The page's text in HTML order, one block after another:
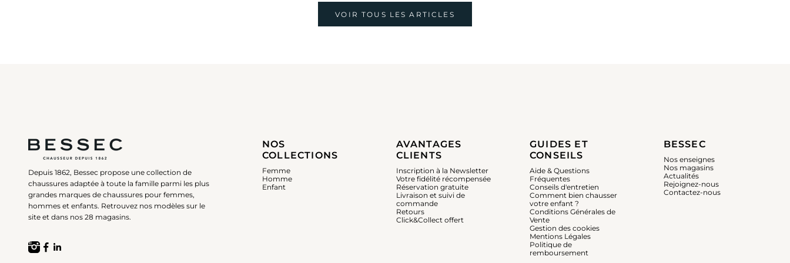
VOIR TOUS LES ARTICLES
Depuis 1862, Bessec propose une collection de
chaussures adaptée à toute la famille parmi les plus
grandes marques de chaussures pour femmes,
hommes et enfants. Retrouvez nos modèles sur le
site et dans nos 28 magasins.
NOS
COLLECTIONS
Femme
Homme
Enfant
AVANTAGES
CLIENTS
Inscription à la Newsletter
Votre fidélité récompensée
Réservation gratuite
Livraison et suivi de
commande
Retours
Click&Collect offert
GUIDES ET
CONSEILS
Aide & Questions
Fréquentes
Conseils d'entretien
Comment bien chausser
votre enfant ?
Conditions Générales de
Vente
Gestion des cookies
Mentions Légales
Politique de
remboursement
BESSEC
Nos enseignes
Nos magasins
Actualités
Rejoignez-nous
Contactez-nous